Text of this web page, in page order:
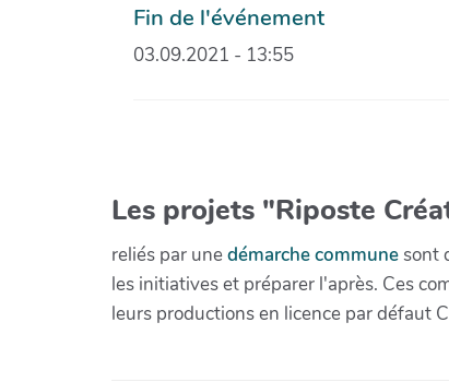
Fin de l'événement
03.09.2021 - 13:55
Les projets "Riposte
reliés par unedémarche communesont
les initiatives et préparer l'après. Ces
leurs productions en licence par défaut